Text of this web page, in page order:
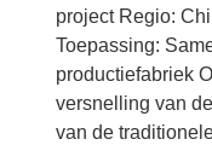
project Regio:
Toepassing:
productiefabriek
versnelling van
van de